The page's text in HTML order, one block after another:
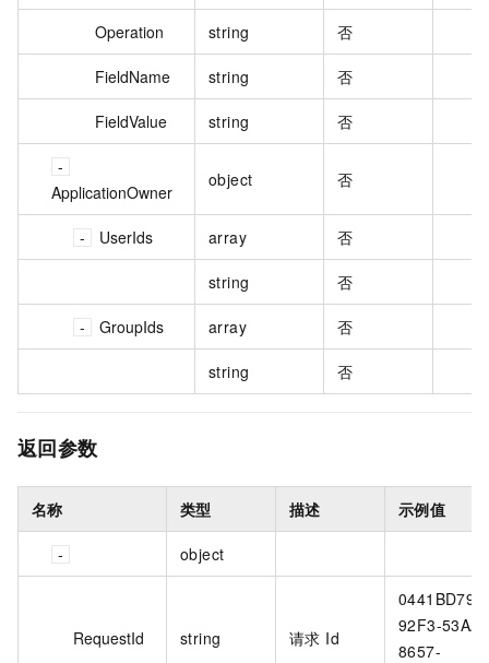
Operation string 否
FieldName string 否
FieldValue string 否
ApplicationOwner
object 否
UserIds array 否
string 否
GroupIds array 否
string 否
返回参数
名称 类型 描述 示例值
object
RequestId string 请求 Id
0441BD79-
92F3-53AA-
8657-